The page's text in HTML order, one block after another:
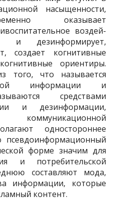
насыщенности,
оказывает
воздей­
и дезинформирует,
создает когни­тивные
ориентиры.
того, что называется
информации и
средствами
и дезинформации,
одностороннее
псевдоинформационный
форме значим для
и потребительской
со­ставляют мода,
информации, которые
контент.